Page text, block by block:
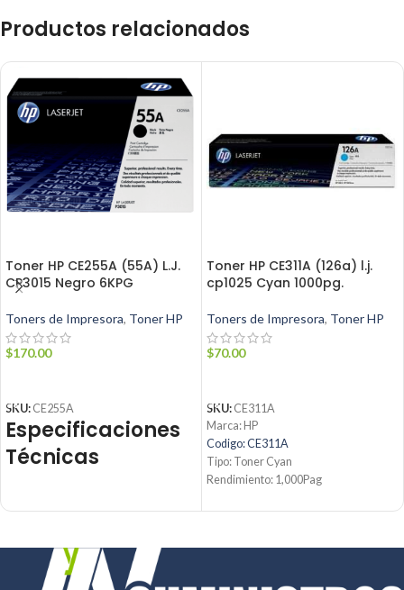
Productos relacionados
Toner HP CE255A (55A) L.J.
CP3015 Negro 6KPG
Toners de Impresora, Toner HP
$170.00
SKU: CE255A
Especificaciones
Técnicas
Producto
Negro
Toner HP CE311A (126a) l.j.
cp1025 Cyan 1000pg.
Toners de Impresora, Toner HP
$70.00
SKU: CE311A
Marca: HP
Codigo: CE311A
Tipo: Toner Cyan
Rendimiento: 1,000Pag
Producto: Original
Email:ventas@jynsuministros.com